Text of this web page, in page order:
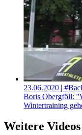
23.06.2020 |
Boris Obergföll:
Wintertraining
Weitere